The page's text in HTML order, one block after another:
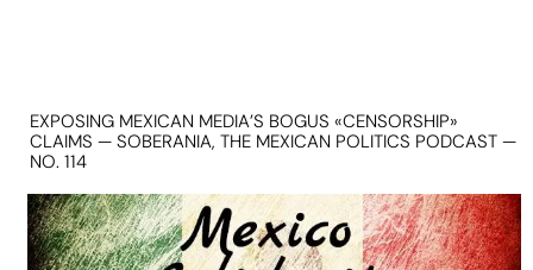
EXPOSING MEXICAN MEDIA’S BOGUS «CENSORSHIP»
CLAIMS — SOBERANIA, THE MEXICAN POLITICS PODCAST —
NO. 114